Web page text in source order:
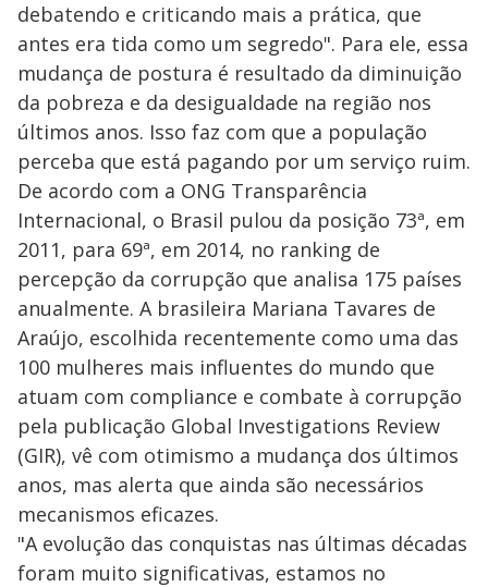
debatendo e criticando mais a prática, que
antes era tida como um segredo". Para ele, essa
mudança de postura é resultado da diminuição
da pobreza e da desigualdade na região nos
últimos anos. Isso faz com que a população
perceba que está pagando por um serviço ruim.
De acordo com a ONG Transparência
Internacional, o Brasil pulou da posição 73ª, em
2011, para 69ª, em 2014, no ranking de
percepção da corrupção que analisa 175 países
anualmente. A brasileira Mariana Tavares de
Araújo, escolhida recentemente como uma das
100 mulheres mais influentes do mundo que
atuam com compliance e combate à corrupção
pela publicação Global Investigations Review
(GIR), vê com otimismo a mudança dos últimos
anos, mas alerta que ainda são necessários
mecanismos eficazes.
"A evolução das conquistas nas últimas décadas
foram muito significativas, estamos no